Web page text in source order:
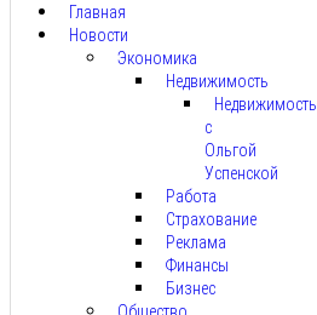
Главная
Новости
Экономика
Недвижимость
Недвижимость
с
Ольгой
Успенской
Работа
Страхование
Реклама
Финансы
Бизнес
Общество